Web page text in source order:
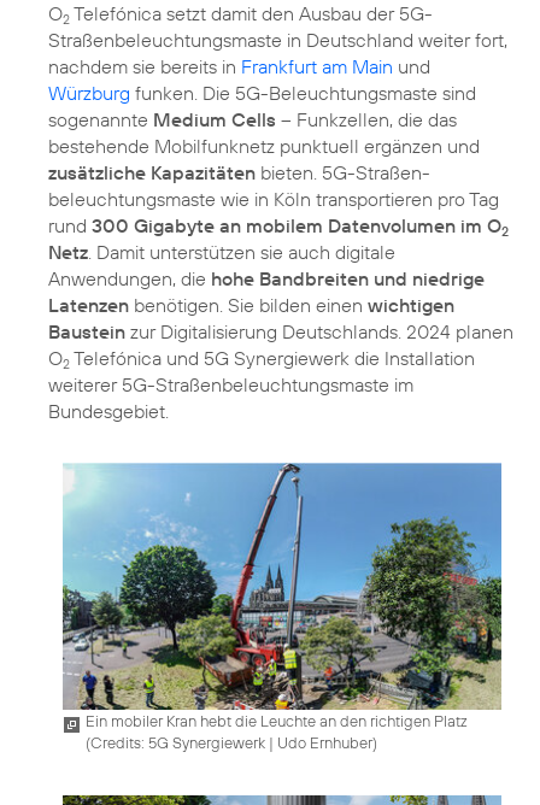
O2 Telefónica setzt damit den Ausbau der 5G-
Straßenbeleuchtungsmaste in Deutschland weiter fort,
nachdem sie bereits in Frankfurt am Main und
Würzburg funken. Die 5G-Beleuchtungsmaste sind
sogenannte Medium Cells – Funkzellen, die das
bestehende Mobilfunknetz punktuell ergänzen und
zusätzliche Kapazitäten bieten. 5G-Straßen­
beleuchtungsmaste wie in Köln transportieren pro Tag
rund 300 Gigabyte an mobilem Datenvolumen im O2
Netz. Damit unterstützen sie auch digitale
Anwendungen, die hohe Bandbreiten und niedrige
Latenzen benötigen. Sie bilden einen wichtigen
Baustein zur Digitalisierung Deutschlands. 2024 planen
O2 Telefónica und 5G Synergiewerk die Installation
weiterer 5G-Straßenbeleuchtungsmaste im
Bundesgebiet.
Ein mobiler Kran hebt die Leuchte an den richtigen Platz
(Credits: 5G Synergiewerk | Udo Ernhuber)